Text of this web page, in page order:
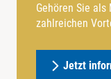
Gehören Sie
zahlreichen
Jetzt